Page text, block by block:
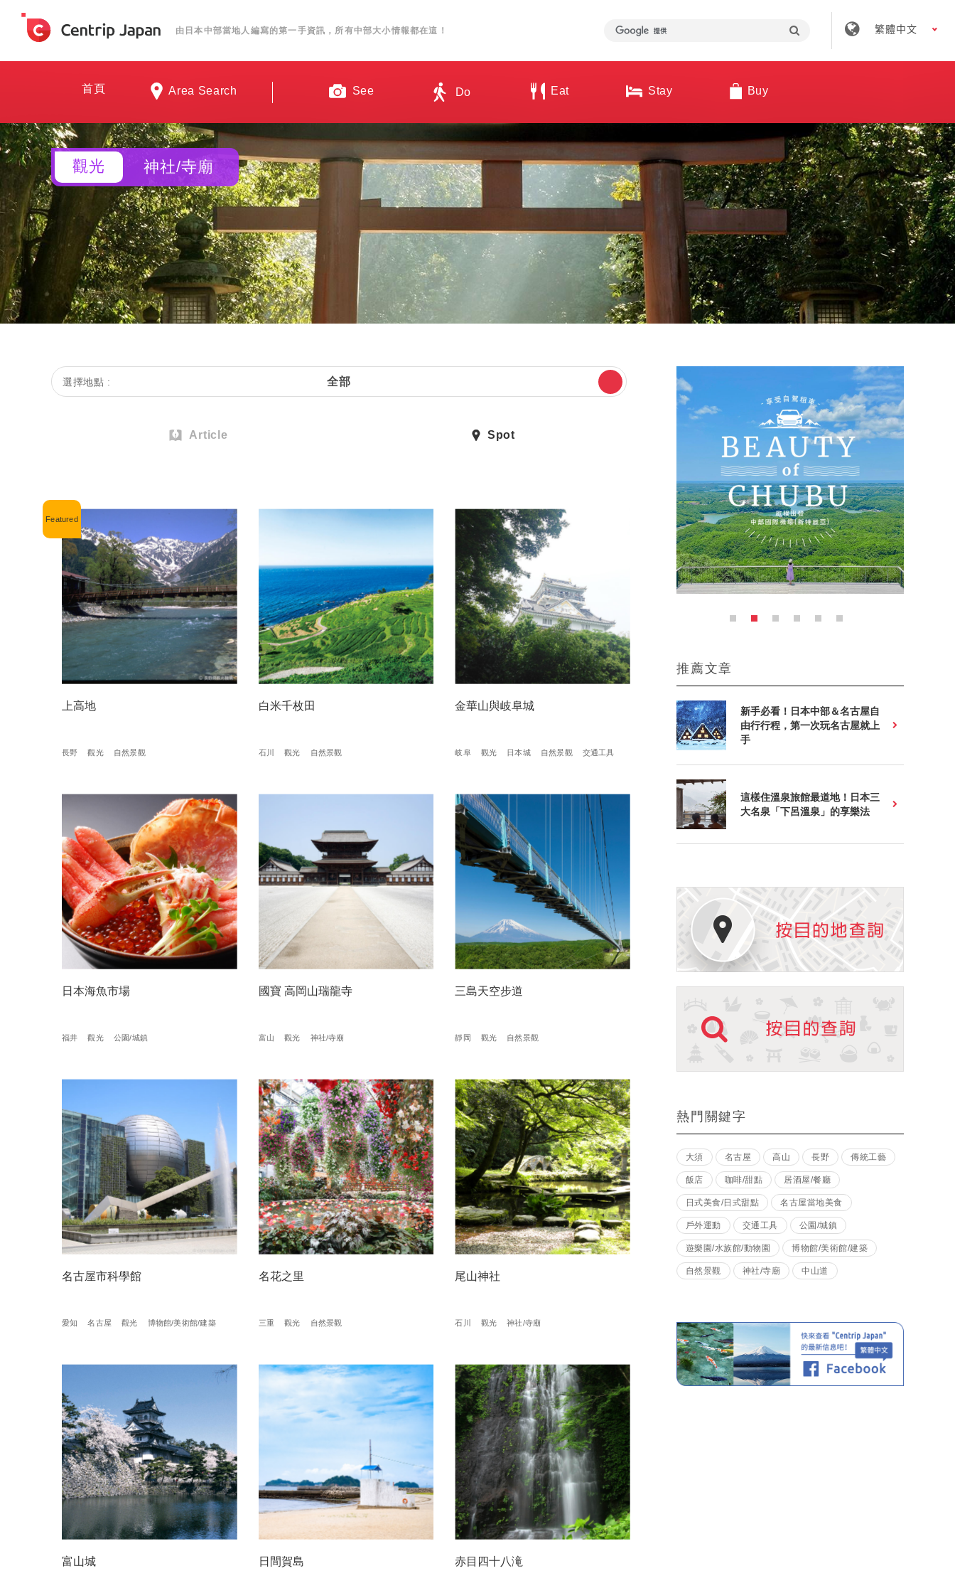
由日本中部當地人編寫的第一手資訊，所有中部大小情報都在這！ 繁體中文
首頁 Area Search See Do Eat Stay Buy
觀光 神社/寺廟
選擇地點 : 全部
Article Spot
上高地
長野 觀光 自然景觀
白米千枚田
石川 觀光 自然景觀
金華山與岐阜城
岐阜 觀光 日本城 自然景觀 交通工具
日本海魚市場
福井 觀光 公園/城鎮
國寶 高岡山瑞龍寺
富山 觀光 神社/寺廟
三島天空步道
靜岡 觀光 自然景觀
名古屋市科學館
愛知 名古屋 觀光 博物館/美術館/建築
名花之里
三重 觀光 自然景觀
尾山神社
石川 觀光 神社/寺廟
富山城 日間賀島 赤目四十八滝
推薦文章
新手必看！日本中部＆名古屋自
由行行程，第一次玩名古屋就上
手
這樣住溫泉旅館最道地！日本三
大名泉「下呂溫泉」的享樂法
熱門關鍵字
大須 名古屋 高山 長野 傳統工藝
飯店 咖啡/甜點 居酒屋/餐廳
日式美食/日式甜點 名古屋當地美食
戶外運動 交通工具 公園/城鎮
遊樂園/水族館/動物園 博物館/美術館/建築
自然景觀 神社/寺廟 中山道